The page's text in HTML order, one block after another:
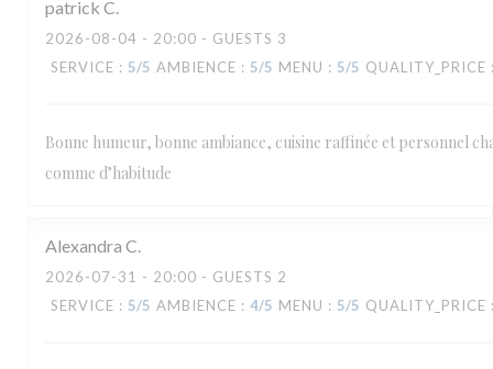
patrick C
2026-08-04 - 20:00 - GUESTS 3
SERVICE : 5/5 AMBIENCE : 5/5 MENU : 5/5 QUALITY_PRICE
Bonne humeur, bonne ambiance, cuisine raffinée et personnel
comme d’habitude
Alexandra C
2026-07-31 - 20:00 - GUESTS 2
SERVICE : 5/5 AMBIENCE : 4/5 MENU : 5/5 QUALITY_PRICE